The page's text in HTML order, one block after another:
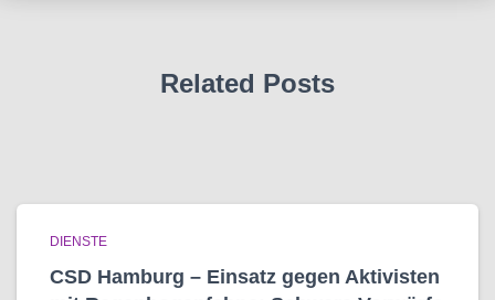
Related Posts
DIENSTE
CSD Hamburg – Einsatz gegen Aktivisten